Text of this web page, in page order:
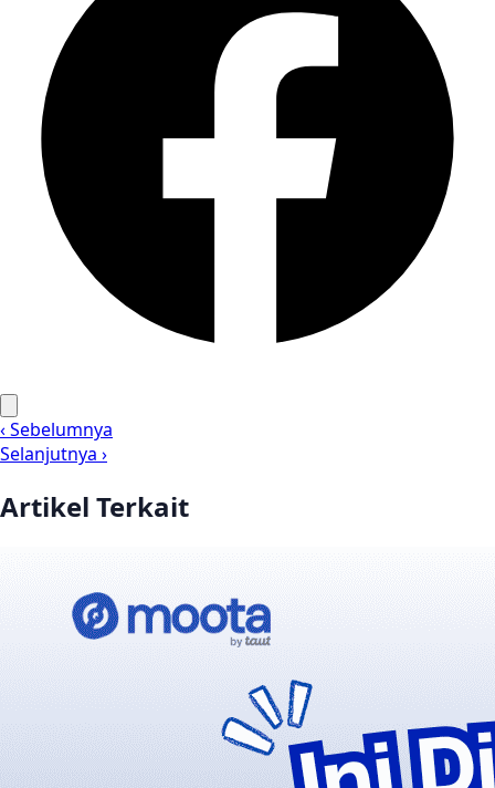
‹ Sebelumnya
Selanjutnya ›
Artikel Terkait